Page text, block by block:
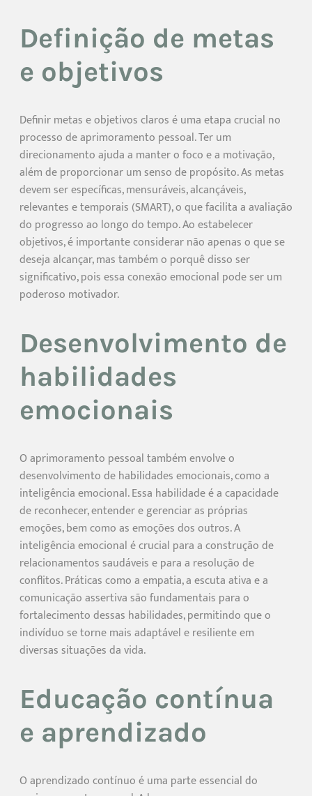
Definição de metas
e objetivos
Definir metas e objetivos claros é uma etapa crucial no
processo de aprimoramento pessoal. Ter um
direcionamento ajuda a manter o foco e a motivação,
além de proporcionar um senso de propósito. As metas
devem ser específicas, mensuráveis, alcançáveis,
relevantes e temporais (SMART), o que facilita a avaliação
do progresso ao longo do tempo. Ao estabelecer
objetivos, é importante considerar não apenas o que se
deseja alcançar, mas também o porquê disso ser
significativo, pois essa conexão emocional pode ser um
poderoso motivador.
Desenvolvimento de
habilidades
emocionais
O aprimoramento pessoal também envolve o
desenvolvimento de habilidades emocionais, como a
inteligência emocional. Essa habilidade é a capacidade
de reconhecer, entender e gerenciar as próprias
emoções, bem como as emoções dos outros. A
inteligência emocional é crucial para a construção de
relacionamentos saudáveis e para a resolução de
conflitos. Práticas como a empatia, a escuta ativa e a
comunicação assertiva são fundamentais para o
fortalecimento dessas habilidades, permitindo que o
indivíduo se torne mais adaptável e resiliente em
diversas situações da vida.
Educação contínua
e aprendizado
O aprendizado contínuo é uma parte essencial do